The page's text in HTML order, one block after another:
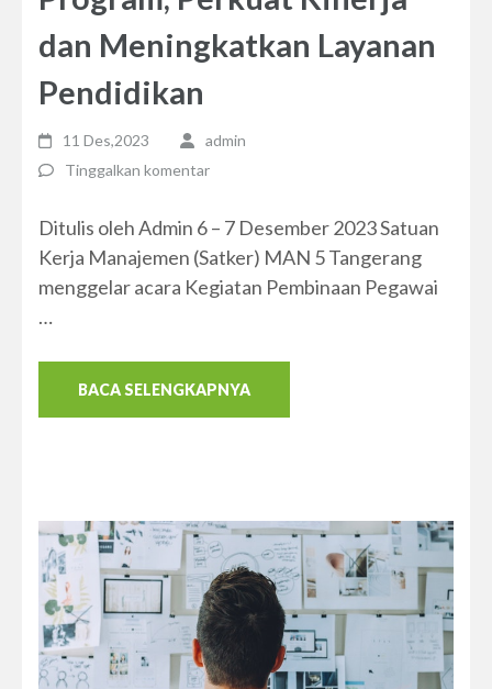
dan Meningkatkan Layanan
Pendidikan
11 Des,2023
admin
Tinggalkan komentar
Ditulis oleh Admin 6 – 7 Desember 2023 Satuan
Kerja Manajemen (Satker) MAN 5 Tangerang
menggelar acara Kegiatan Pembinaan Pegawai
…
BACA SELENGKAPNYA